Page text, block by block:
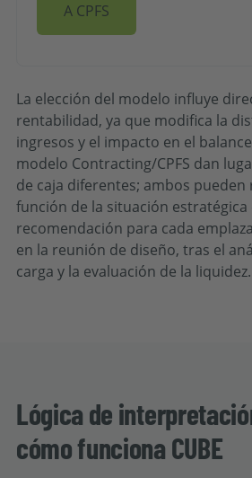
A CPFS
La elección del modelo influye
rentabilidad, ya que modifica la
ingresos y el impacto en el
modelo Contracting/CPFS dan
de caja diferentes; ambos
función de la situación estratégica
recomendación para cada
en la reunión de diseño, tras el
carga y la evaluación de la liquidez.
Lógica de
cómo funciona CUBE